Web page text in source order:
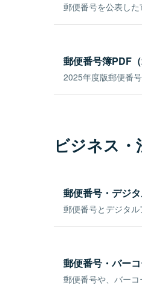
郵便番号を公表した
郵便番号簿PDF（
2025年度版郵便番
ビジネス
郵便番号・デジ
郵便番号とデジタル
郵便番号・バー
郵便番号や、バーコ